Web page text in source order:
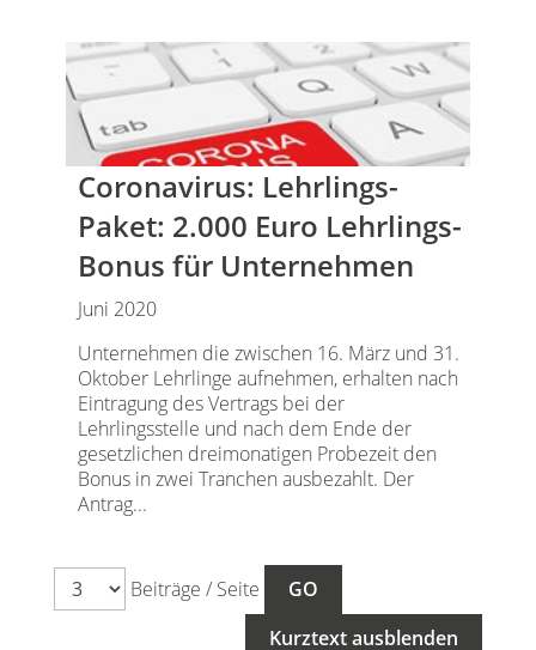
Coronavirus: Lehrlings-
Paket: 2.000 Euro Lehrlings-
Bonus für Unternehmen
Juni 2020
Unternehmen die zwischen 16. März und 31.
Oktober Lehrlinge aufnehmen, erhalten nach
Eintragung des Vertrags bei der
Lehrlingsstelle und nach dem Ende der
gesetzlichen dreimonatigen Probezeit den
Bonus in zwei Tranchen ausbezahlt. Der
Antrag...
Beiträge / Seite
Kurztext ausblenden